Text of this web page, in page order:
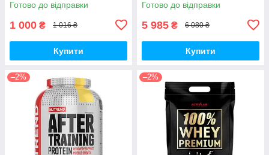
Готово до відправки
1 000 ₴ 1 016 ₴
Купити
Готово до відправки
5 985 ₴ 6 080 ₴
Купити
–2% –2%